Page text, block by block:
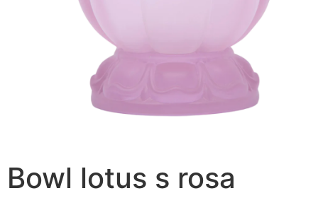
Bowl lotus s rosa